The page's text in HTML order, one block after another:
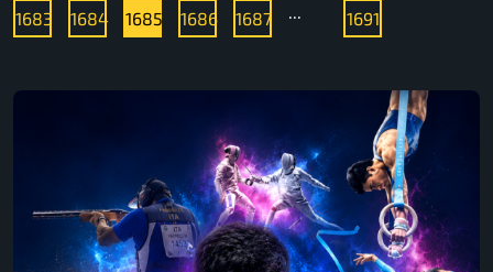
1683 1684 1685 1686 1687 ... 1691